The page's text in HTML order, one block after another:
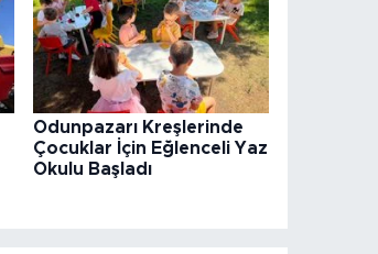
Odunpazarı Kreşlerinde
Çocuklar İçin Eğlenceli Yaz
Okulu Başladı